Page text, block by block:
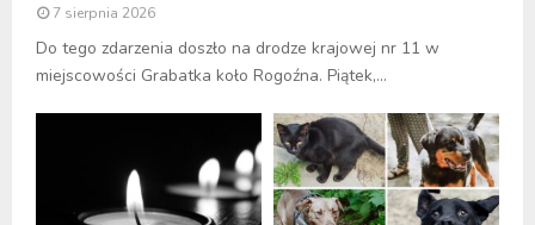
7 sierpnia 2026
Do tego zdarzenia doszło na drodze krajowej nr 11 w
miejscowości Grabatka koło Rogoźna. Piątek,...